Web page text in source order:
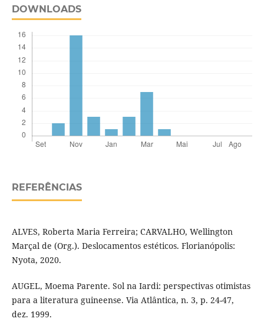
DOWNLOADS
REFERÊNCIAS
ALVES, Roberta Maria Ferreira; CARVALHO, Wellington
Marçal de (Org.). Deslocamentos estéticos. Florianópolis:
Nyota, 2020.
AUGEL, Moema Parente. Sol na Iardi: perspectivas otimistas
para a literatura guineense. Via Atlântica, n. 3, p. 24-47,
dez. 1999.